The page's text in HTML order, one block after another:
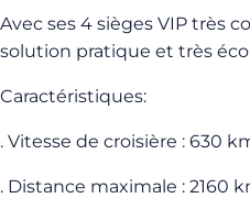
Avec ses 4 sièges VIP très
solution pratique et très
Caractéristiques:
. Vitesse de croisière : 630
. Distance maximale : 2160